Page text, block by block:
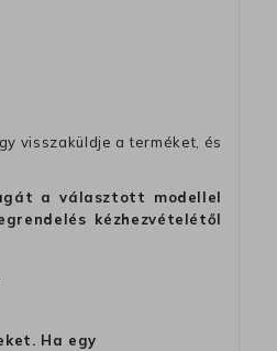
visszaküldje a terméket, és
a választott modellel
kézhezvételétől
Ha egy